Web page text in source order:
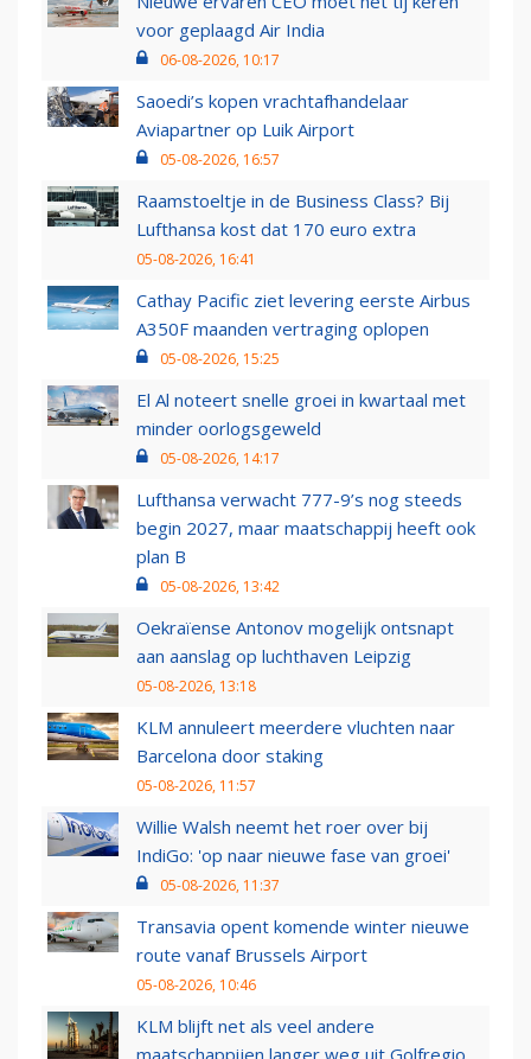
voor geplaagd Air India
06-08-2026, 10:17
Saoedi’s kopen vrachtafhandelaar
Aviapartner op Luik Airport
05-08-2026, 16:57
Raamstoeltje in de Business Class? Bij
Lufthansa kost dat 170 euro extra
05-08-2026, 16:41
Cathay Pacific ziet levering eerste Airbus
A350F maanden vertraging oplopen
05-08-2026, 15:25
El Al noteert snelle groei in kwartaal met
minder oorlogsgeweld
05-08-2026, 14:17
Lufthansa verwacht 777-9’s nog steeds
begin 2027, maar maatschappij heeft ook
plan B
05-08-2026, 13:42
Oekraïense Antonov mogelijk ontsnapt
aan aanslag op luchthaven Leipzig
05-08-2026, 13:18
KLM annuleert meerdere vluchten naar
Barcelona door staking
05-08-2026, 11:57
Willie Walsh neemt het roer over bij
IndiGo: 'op naar nieuwe fase van groei'
05-08-2026, 11:37
Transavia opent komende winter nieuwe
route vanaf Brussels Airport
05-08-2026, 10:46
KLM blijft net als veel andere
maatschappijen langer weg uit Golfregio